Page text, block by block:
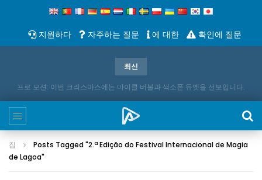
지원하다 자주하는 질문 에 대한 확인에 질문
최신
프로 모션: 이번 크리스마스에는 마이클 버블과 색소폰 듀엣을 선보입니다.
집
Posts Tagged "2.ª Edição do Festival Internacional de Magia
de Lagoa"